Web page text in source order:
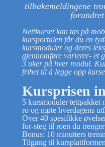
tilbakemeldingene
Nettkurset kan tas på
kursportalen får du en
kursmoduler og deres
gjennomføre varierer- et
3 uker på hver modul.
frihet til å legge opp
Kursprisen
5 kursmoduler tettpakket
ro og møte hverdagens
Over 40 spesifikke
for-steg til roen du
Bonus: 10 minutters
Tilgang til